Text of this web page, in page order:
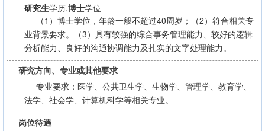
研究生学历,博士学位
（1）博士学位，年龄一般不超过40周岁；（2）符合相关专
业背景要求。（3）具有较强的综合事务管理能力、较好的逻辑
分析能力、良好的沟通协调能力及扎实的文字处理能力。
研究方向、专业或其他要求
专业要求：医学、公共卫生学、生物学、管理学、教育学、
法学、社会学、计算机科学等相关专业。
岗位待遇